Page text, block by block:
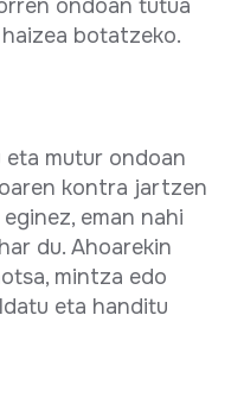
ondoan tutua
botatzeko.
eta mutur ondoan
kontra jartzen
eman nahi
du. Ahoarekin
mintza edo
eta handitu